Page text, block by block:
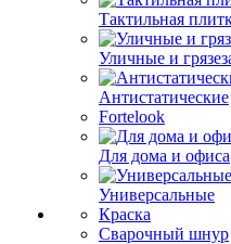
Тактильная
Уличные и
Антистатические
Fortelook
Для дома и офиса
Универсальные
Краска
Сварочный шнур